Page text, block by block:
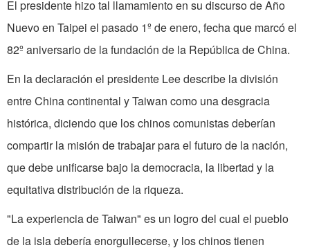
El presidente hizo tal llamamiento en su discurso de Año
Nuevo en Taipei el pasado 1º de enero, fecha que marcó el
82º aniversario de la fundación de la República de China.
En la declaración el presidente Lee des­cribe la división
entre China continental y Taiwan como una desgracia
histórica, di­ciendo que los chinos comunistas deberían
compartir la misión de trabajar para el futuro de la nación,
que debe unificarse bajo la democracia, la libertad y la
equitativa dis­tribución de la riqueza.
"La experiencia de Taiwan" es un logro del cual el pueblo
de la isla debería enorgu­llecerse, y los chinos tienen